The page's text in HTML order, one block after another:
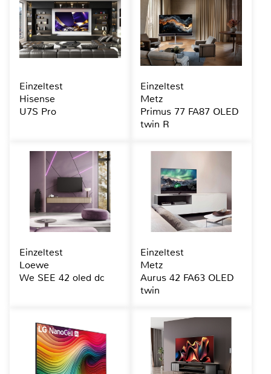
Einzeltest
Hisense
U7S Pro
Einzeltest
Metz
Primus 77 FA87 OLED
twin R
Einzeltest
Loewe
We SEE 42 oled dc
Einzeltest
Metz
Aurus 42 FA63 OLED
twin